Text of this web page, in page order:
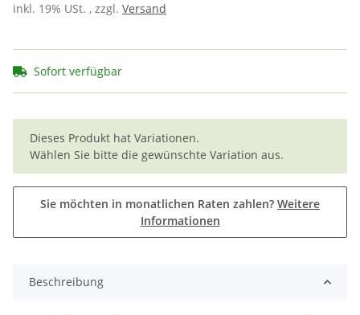
inkl. 19% USt. , zzgl. Versand
Sofort verfügbar
x
Dieses Produkt hat Variationen.
Wählen Sie bitte die gewünschte Variation aus.
Sie möchten in monatlichen Raten zahlen? Weitere
Informationen
Beschreibung